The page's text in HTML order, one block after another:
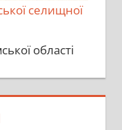
селищної
області